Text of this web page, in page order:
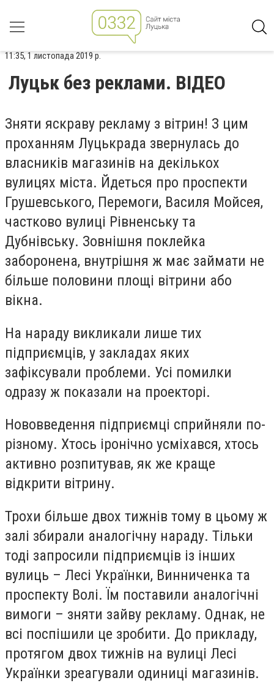
11:35, 1 листопада 2019 р.
Луцьк без реклами. ВІДЕО
Зняти яскраву рекламу з вітрин! З цим
проханням Луцькрада звернулась до
власників магазинів на декількох
вулицях міста. Йдеться про проспекти
Грушевського, Перемоги, Василя Мойсея,
частково вулиці Рівненську та
Дубнівську. Зовнішня поклейка
заборонена, внутрішня ж має займати не
більше половини площі вітрини або
вікна.
На нараду викликали лише тих
підприємців, у закладах яких
зафіксували проблеми. Усі помилки
одразу ж показали на проекторі.
Нововведення підприємці сприйняли по-
різному. Хтось іронічно усміхався, хтось
активно розпитував, як же краще
відкрити вітрину.
Трохи більше двох тижнів тому в цьому ж
залі збирали аналогічну нараду. Тільки
тоді запросили підприємців із інших
вулиць – Лесі Українки, Винниченка та
проспекту Волі. Їм поставили аналогічні
вимоги – зняти зайву рекламу. Однак, не
всі поспішили це зробити. До прикладу,
протягом двох тижнів на вулиці Лесі
Українки зреагували одиниці магазинів.